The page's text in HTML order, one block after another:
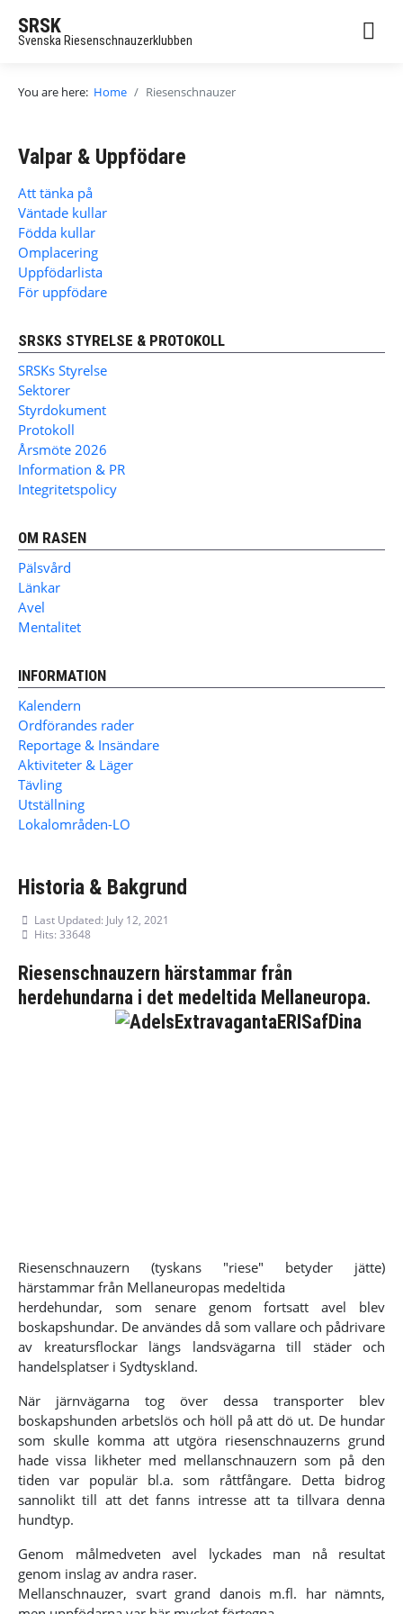
SRSK
Svenska Riesenschnauzerklubben
You are here: Home Riesenschnauzer
Valpar & Uppfödare
Att tänka på
Väntade kullar
Födda kullar
Omplacering
Uppfödarlista
För uppfödare
SRSKS STYRELSE & PROTOKOLL
SRSKs Styrelse
Sektorer
Styrdokument
Protokoll
Årsmöte 2026
Information & PR
Integritetspolicy
OM RASEN
Pälsvård
Länkar
Avel
Mentalitet
INFORMATION
Kalendern
Ordförandes rader
Reportage & Insändare
Aktiviteter & Läger
Tävling
Utställning
Lokalområden-LO
Historia & Bakgrund
Last Updated: July 12, 2021
Hits: 33648
Riesenschnauzern härstammar från
herdehundarna i det medeltida Mellaneuropa.
Riesenschnauzern (tyskans "riese" betyder jätte)
härstammar från Mellaneuropas medeltida
herdehundar, som senare genom fortsatt avel blev
boskapshundar. De användes då som vallare och pådrivare
av kreatursflockar längs landsvägarna till städer och
handelsplatser i Sydtyskland.
När järnvägarna tog över dessa transporter blev
boskapshunden arbetslös och höll på att dö ut. De hundar
som skulle komma att utgöra riesenschnauzerns grund
hade vissa likheter med mellanschnauzern som på den
tiden var populär bl.a. som råttfångare. Detta bidrog
sannolikt till att det fanns intresse att ta tillvara denna
hundtyp.
Genom målmedveten avel lyckades man nå resultat
genom inslag av andra raser.
Mellanschnauzer, svart grand danois m.fl. har nämnts,